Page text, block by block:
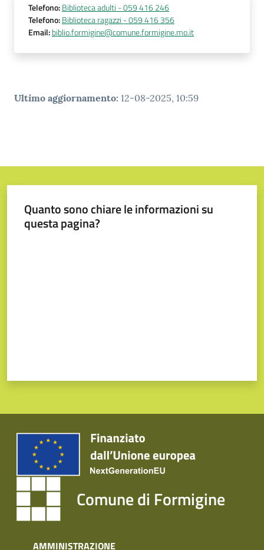
Telefono:Biblioteca adulti - 059 416 246
Telefono:Biblioteca ragazzi - 059 416 356
Email:biblio.formigine@comune.formigine.mo.it
Ultimo aggiornamento: 12-08-2025, 10:59
Quanto sono chiare le informazioni su
questa pagina?
Comune di Formigine
AMMINISTRAZIONE